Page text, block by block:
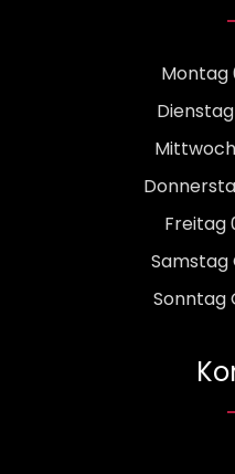
Montag
Freitag
Samstag
Sonntag